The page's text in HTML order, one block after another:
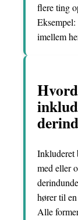
flere ting
imellem
Inkluderet
med eller
hører til
Alle